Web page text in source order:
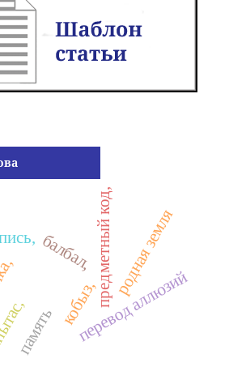
кобыз,
балбал, предметный код,
память перевод аллюзий
родная земля